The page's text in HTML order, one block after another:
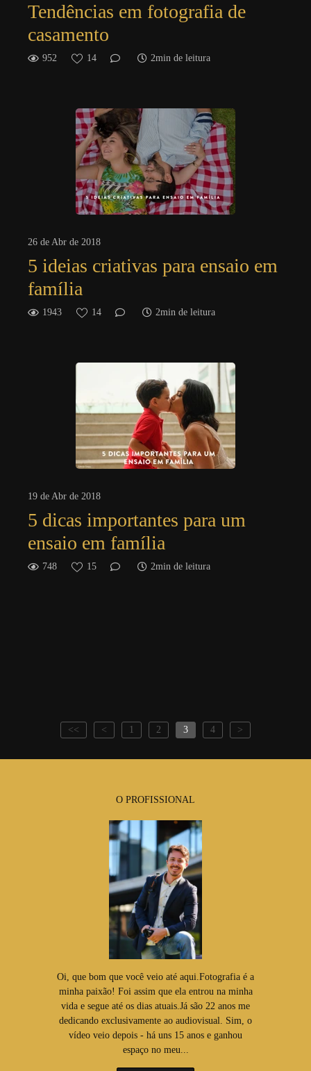
Tendências em fotografia de
casamento
952 14 2min de leitura
26 de Abr de 2018
5 ideias criativas para ensaio em
família
1943 14 2min de leitura
19 de Abr de 2018
5 dicas importantes para um
ensaio em família
748 15 2min de leitura
<< < 1 2 3 4 >
O PROFISSIONAL
Oi, que bom que você veio até aqui.Fotografia é a
minha paixão! Foi assim que ela entrou na minha
vida e segue até os dias atuais.Já são 22 anos me
dedicando exclusivamente ao audiovisual. Sim, o
vídeo veio depois - há uns 15 anos e ganhou
espaço no meu...